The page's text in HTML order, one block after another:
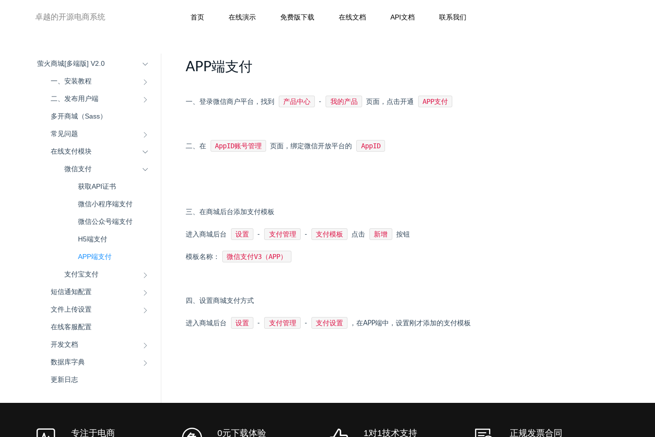
卓越的开源电商系统 首页 在线演示 免费版下载 在线文档 API文档 联系我们
萤火商城[多端版] V2.0
一、安装教程
二、发布用户端
多开商城（Sass）
常见问题
在线支付模块
微信支付
获取API证书
微信小程序端支付
微信公众号端支付
H5端支付
APP端支付
支付宝支付
短信通知配置
文件上传设置
在线客服配置
开发文档
数据库字典
更新日志
APP端支付
一、登录微信商户平台，找到 产品中心 - 我的产品 页面，点击开通 APP支付
二、在 AppID账号管理 页面，绑定微信开放平台的 AppID
三、在商城后台添加支付模板
进入商城后台 设置 - 支付管理 - 支付模板 点击 新增 按钮
模板名称： 微信支付V3（APP）
四、设置商城支付方式
进入商城后台 设置 - 支付管理 - 支付设置 ，在APP端中，设置刚才添加的支付模板
专注于电商 0元下载体验 1对1技术支持 正规发票合同